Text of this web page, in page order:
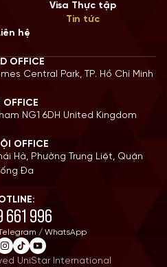
Visa Thực tập
Tin tức
hệ
OFFICE
Central Park, TP. Hồ Chí Minh
OFFICE
NG1 6DH United Kingdom
OFFICE
Hà, Phường Trung Liệt, Quận
Đa
661 996
/ WhatsApp
UniStar International